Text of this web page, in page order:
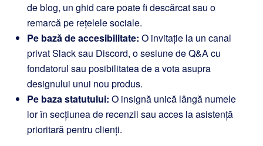
de blog, un ghid care poate fi descărcat sau o
remarcă pe rețelele sociale.
Pe bază de accesibilitate: O invitație la un canal
privat Slack sau Discord, o sesiune de Q&A cu
fondatorul sau posibilitatea de a vota asupra
designului unui nou produs.
Pe baza statutului: O insignă unică lângă numele
lor în secțiunea de recenzii sau acces la asistență
prioritară pentru clienți.